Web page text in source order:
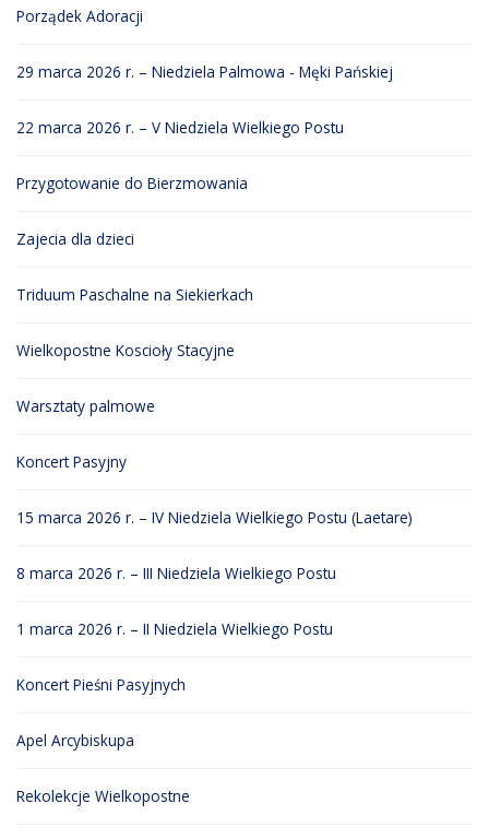
Porządek Adoracji
29 marca 2026 r. – Niedziela Palmowa - Męki Pańskiej
22 marca 2026 r. – V Niedziela Wielkiego Postu
Przygotowanie do Bierzmowania
Zajecia dla dzieci
Triduum Paschalne na Siekierkach
Wielkopostne Koscioły Stacyjne
Warsztaty palmowe
Koncert Pasyjny
15 marca 2026 r. – IV Niedziela Wielkiego Postu (Laetare)
8 marca 2026 r. – III Niedziela Wielkiego Postu
1 marca 2026 r. – II Niedziela Wielkiego Postu
Koncert Pieśni Pasyjnych
Apel Arcybiskupa
Rekolekcje Wielkopostne